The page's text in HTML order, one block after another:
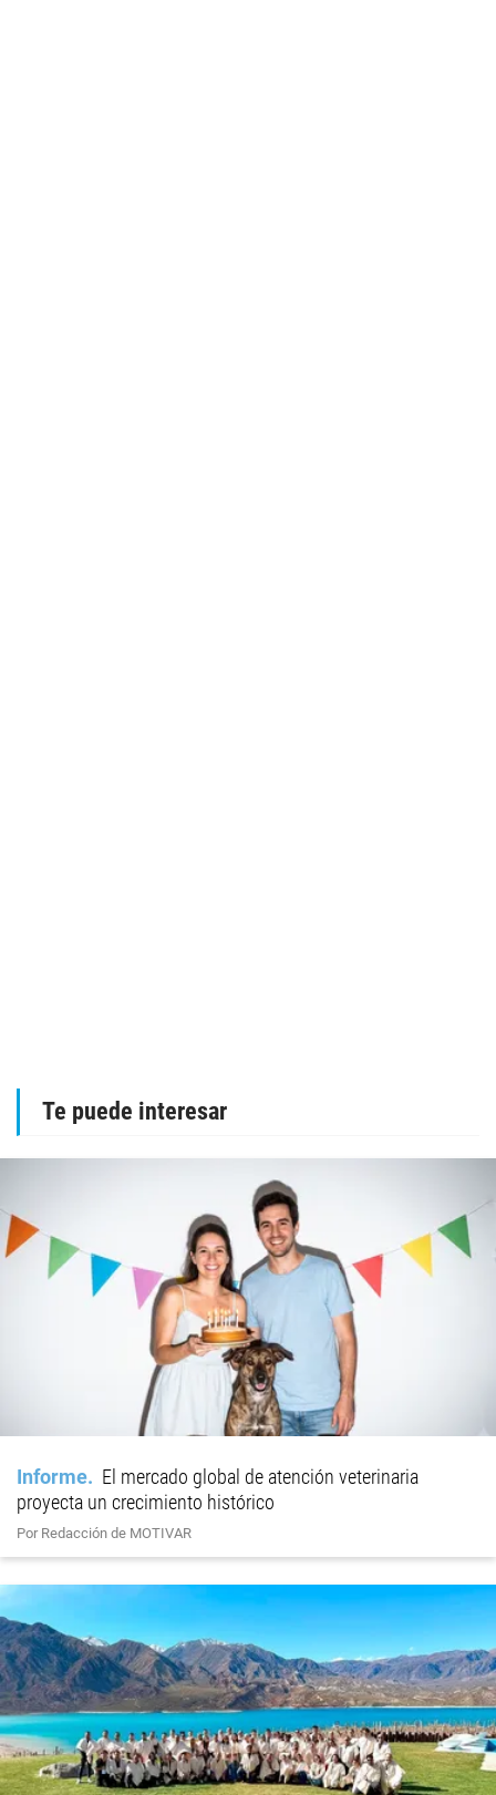
Te puede interesar
Informe
El mercado global de atención veterinaria
proyecta un crecimiento histórico
Por Redacción de MOTIVAR